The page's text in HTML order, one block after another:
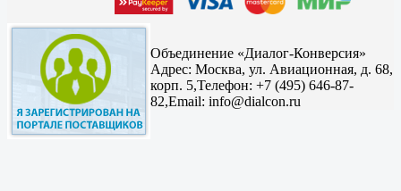
Объединение «Диалог-Конверсия»
Адрес: Москва, ул. Авиационная, д. 68,
корп. 5,Телефон: +7 (495) 646-87-
82,Email: info@dialcon.ru